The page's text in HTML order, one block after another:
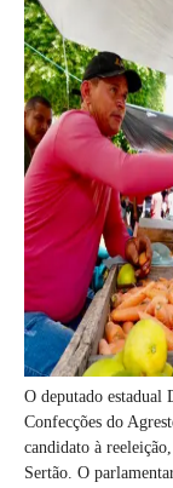
O deputado estadual
Confecções do
candidato à
Sertão. O